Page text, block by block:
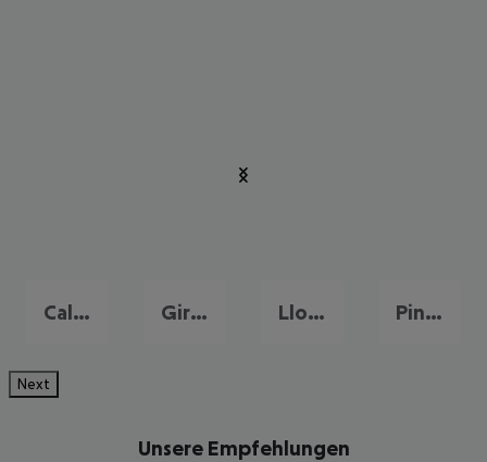
Calella Girona Lloret de Mar Pineda de Mar
Next
Unsere Empfehlungen